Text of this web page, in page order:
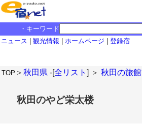
・キーワード
ニュース
観光情報 ホームページ 登録宿
TOP ＞ 秋田県 -[全リスト ] ＞ 秋田の旅館
秋田のやど栄太楼